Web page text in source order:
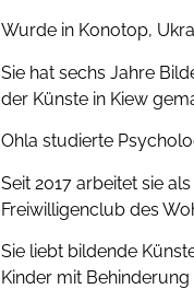
Wurde in Konotop,
Sie hat sechs Jahre
der Künste in Kiew
Ohla studierte
Seit 2017 arbeitet sie
Freiwilligenclub des
Sie liebt bildende
Kinder mit